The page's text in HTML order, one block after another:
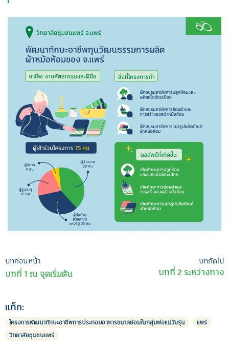
เมนู
นำทาง
เรื่อง
บทก่อนหน้า
บทที่ 1 ณ จุดเริ่มต้น
บทถัดไป
บทที่ 2 ระหว่างทาง
แท็ก:
โครงการพัฒนาทักษะอาชีพการประกอบอาหารขนาดย่อมในกลุ่มพ่อแม่วัยรุ่น
แพร่
วิทยาลัยชุมชนแพร่